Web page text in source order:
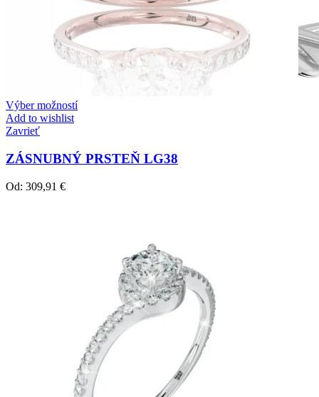
Zásnubné prstne z kolekcie Twist Elegance.
Výber možností
Add to wishlist
Zavrieť
ZÁSNUBNÝ PRSTEŇ LG38
Od: 309,91 €